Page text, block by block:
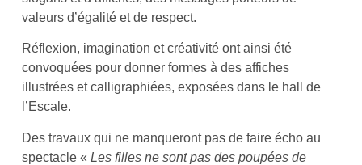
valeurs d’égalité et de respect.
Réflexion, imagination et créativité ont ainsi été
convoquées pour donner formes à des affiches
illustrées et calligraphiées, exposées dans le hall de
l’Escale.
Des travaux qui ne manqueront pas de faire écho au
spectacle « Les filles ne sont pas des poupées de